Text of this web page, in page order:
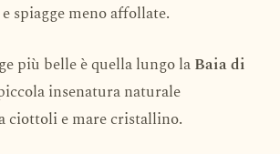
spiagge meno affollate.
più belle è quella lungo laBaia di
insenatura naturale
ciottoli e mare cristallino.